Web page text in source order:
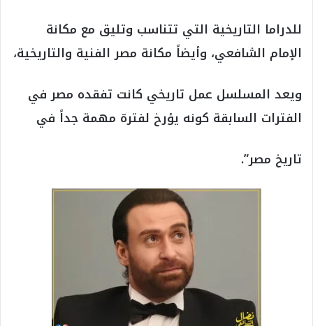
للدراما التاريخية التي تتناسب وتليق مع مكانة
الإمام الشافعي، وأيضاً مكانة مصر الفنية والتاريخية،
ويعد المسلسل عمل تاريخي كانت تفقده مصر في
الفترات السابقة كونه يؤرخ لفترة مهمة جداً في
تاريخ مصر”.